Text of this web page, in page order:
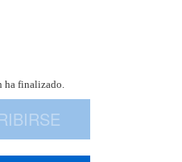
finalizado.